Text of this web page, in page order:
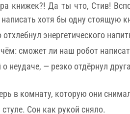
книжек?! Да ты что, Стив!
хотя бы одну стоящую
энергетического
сможет ли наш робот
неудаче, — резко отдёрнул
в комнату, которую они
Сон как рукой сняло.